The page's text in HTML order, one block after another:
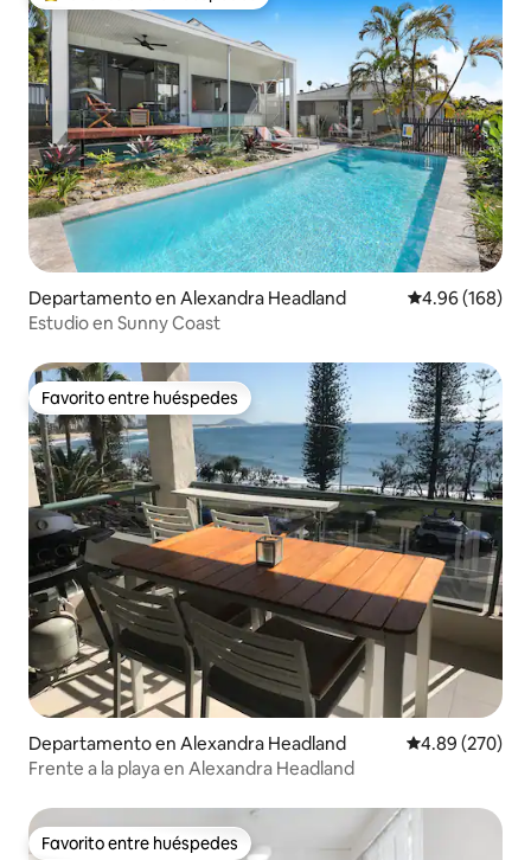
Departamento en Alexandra Headland Calificación
4.96 (168)
Estudio en Sunny Coast
Favorito entre huéspedes
Favorito entre huéspedes
Departamento en Alexandra Headland Calificación
4.89 (270)
Frente a la playa en Alexandra Headland
Favorito entre huéspedes
Favorito entre huéspedes